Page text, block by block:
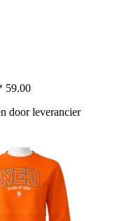
59.00
door leverancier